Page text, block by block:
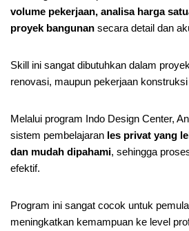
volume pekerjaan, analisa harga
proyek bangunan secara detail dan
Skill ini sangat dibutuhkan dalam
renovasi, maupun pekerjaan
Melalui program Indo Design Center,
sistem pembelajaran les privat yang
dan mudah dipahami, sehingga
efektif.
Program ini sangat cocok untuk
meningkatkan kemampuan ke level